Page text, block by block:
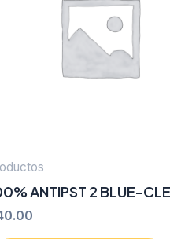
ANTIPST 2 BLUE-